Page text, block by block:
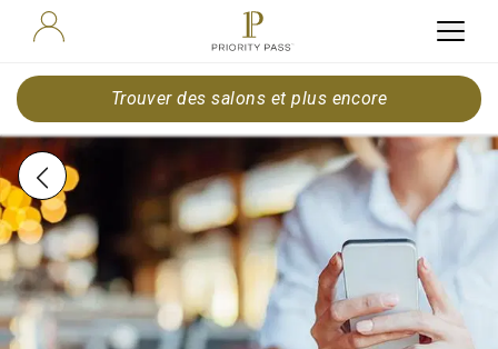
Trouver des salons et plus encore